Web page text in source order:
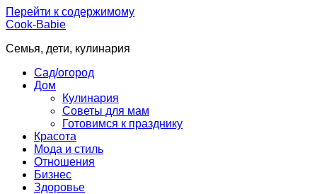
Перейти к содержимому
Cook-Babie
Семья, дети, кулинария
Сад/огород
Дом
Кулинария
Советы для мам
Готовимся к празднику
Красота
Мода и стиль
Отношения
Бизнес
Здоровье